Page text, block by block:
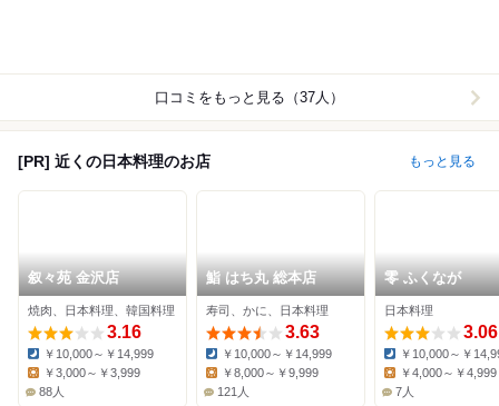
口コミをもっと見る（37人）
[PR] 近くの日本料理のお店 もっと見る
叙々苑 金沢店
焼肉、日本料理、韓国料理
3.16
Dinner:
￥10,000～￥14,999
Lunch:
￥3,000～￥3,999
88人
鮨 はち丸 総本店
寿司、かに、日本料理
3.63
Dinner:
￥10,000～￥14,999
￥8,000～￥9,999
121人
零 ふくなが
日本料理
3.06
Dinner:
￥10,000～￥
Lunch:
￥4,000～￥4,999
7人